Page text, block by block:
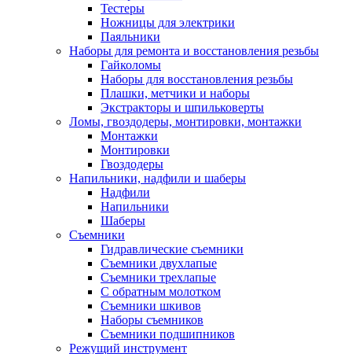
Тестеры
Ножницы для электрики
Паяльники
Наборы для ремонта и восстановления резьбы
Гайколомы
Наборы для восстановления резьбы
Плашки, метчики и наборы
Экстракторы и шпильковерты
Ломы, гвоздодеры, монтировки, монтажки
Монтажки
Монтировки
Гвоздодеры
Напильники, надфили и шаберы
Надфили
Напильники
Шаберы
Съемники
Гидравлические съемники
Съемники двухлапые
Съемники трехлапые
С обратным молотком
Съемники шкивов
Наборы съемников
Съемники подшипников
Режущий инструмент